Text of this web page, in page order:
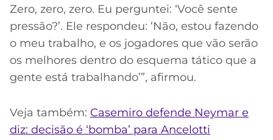
Zero, zero, zero. Eu perguntei: ‘Você sente
pressão?’. Ele respondeu: ‘Não, estou fazendo
o meu trabalho, e os jogadores que vão serão
os melhores dentro do esquema tático que a
gente está trabalhando’”, afirmou.
Veja também: Casemiro defende Neymar e
diz: decisão é ‘bomba’ para Ancelotti